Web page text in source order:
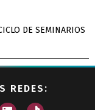
DE SEMINARIOS
REDES: